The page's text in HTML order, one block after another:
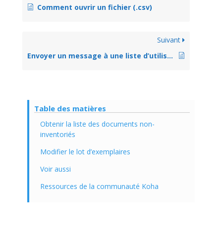
Comment ouvrir un fichier (.csv)
Suivant
Envoyer un message à une liste d’utilisateurs
Table des matières
Obtenir la liste des documents non-
inventoriés
Modifier le lot d’exemplaires
Voir aussi
Ressources de la communauté Koha